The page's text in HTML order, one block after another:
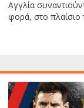
Αγγλία
φορά, στο πλαίσιο